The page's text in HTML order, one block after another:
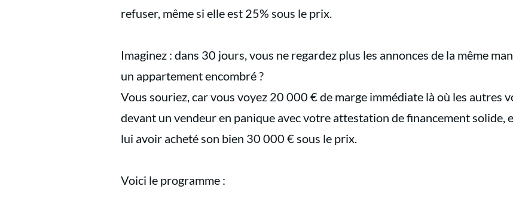
refuser, même si elle est 25% sous le prix.
Imaginez : dans 30 jours, vous ne regardez plus les annonces de la même
un appartement encombré ?
Vous souriez, car vous voyez 20 000 € de marge immédiate là où les autres
devant un vendeur en panique avec votre attestation de financement solide,
lui avoir acheté son bien 30 000 € sous le prix.
Voici le programme :